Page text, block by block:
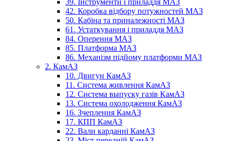
39. Інструменти і приладдя МАЗ
42. Коробка відбору потужностей МАЗ
50. Кабіна та приналежності МАЗ
61. Устаткування і приладдя МАЗ
84. Оперення МАЗ
85. Платформа МАЗ
86. Механізм підйому платформи МАЗ
2. КамАЗ
10. Двигун КамАЗ
11. Система живлення КамАЗ
12. Система выпуску газів КамАЗ
13. Система охолодження КамАЗ
16. Зчеплення КамАЗ
17. КПП КамАЗ
22. Вали карданні КамАЗ